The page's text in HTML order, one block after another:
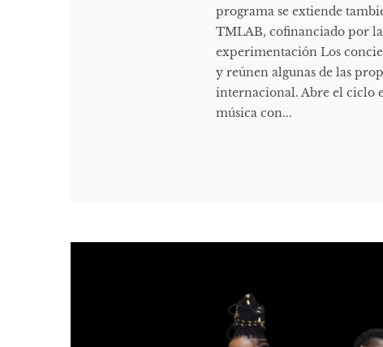
programa se extiende
TMLAB, cofinanciado por
experimentación Los
y reúnen algunas de las
internacional. Abre el ciclo
música con...